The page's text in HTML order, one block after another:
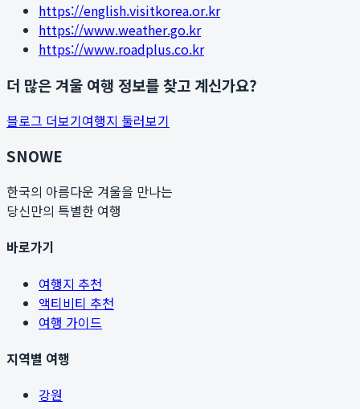
https://english.visitkorea.or.kr
https://www.weather.go.kr
https://www.roadplus.co.kr
더 많은 겨울 여행 정보를 찾고 계신가요?
블로그 더보기여행지 둘러보기
SNOWE
한국의 아름다운 겨울을 만나는
당신만의 특별한 여행
바로가기
여행지 추천
액티비티 추천
여행 가이드
지역별 여행
강원